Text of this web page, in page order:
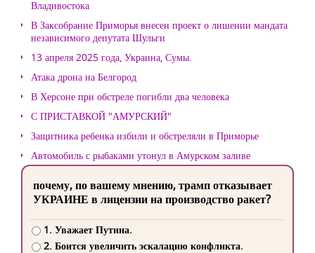
Владивостока
В Заксобрание Приморья внесен проект о лишении мандата
независимого депутата Шульги
13 апреля 2025 года, Украина, Сумы.
Атака дрона на Белгород
В Херсоне при обстреле погибли два человека
С ПРИСТАВКОЙ "АМУРСКИЙ"
Защитника ребенка избили и обстреляли в Приморье
Автомобиль с рыбаками утонул в Амурском заливе
почему, по вашему мнению, трамп отказывает
УКРАИНЕ в лицензии на производство ракет?
1. Уважает Путина.
2. Боится увеличить эскалацию конфликта.